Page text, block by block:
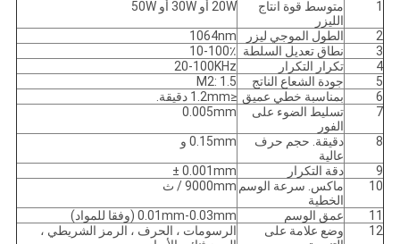
1
متوسط ​​قوة انتاج
الليزر
20W أو 30W أو 50W
2 الطول الموجي ليزر
1064nm
3
نطاق تعديل السلطة 10-100٪
4
تكرار التكرار
20-100KHz
5
جودة الشعاع الناتج
M2: 1.5
6
بمناسبة خطي عميق ≤1.2mm دقيقة.
7
تسليط الضوء على
الفور
0.005mm
8 دقيقة. حجم حرف
عالية
0.15mm و
9 دقة التكرار
0.001mm ±
10
ماكس. سرعة الوسم
الخطية
9000mm / ث
11 عمق الوسم
0.01mm-0.03mm (وفقا للمواد)
12
وضع علامة على
الرسومات ، الحرف ، الرمز الشريطي ،